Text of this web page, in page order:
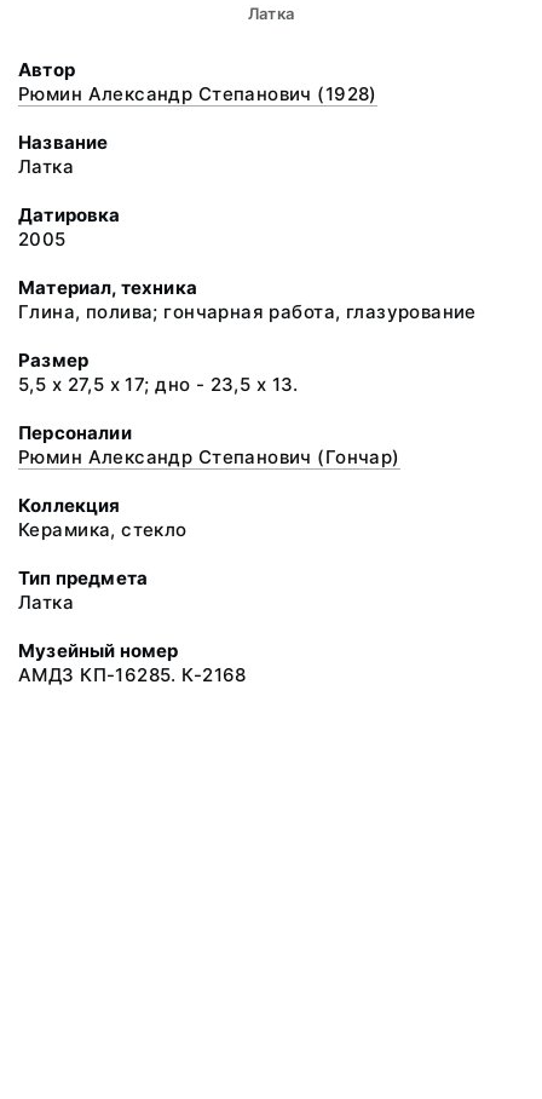
Латка
Автор
Рюмин Александр Степанович (1928)
Название
Латка
Датировка
2005
Материал, техника
Глина, полива; гончарная работа, глазурование
Размер
5,5 х 27,5 х 17; дно - 23,5 х 13.
Персоналии
Рюмин Александр Степанович (Гончар)
Коллекция
Керамика, стекло
Тип предмета
Латка
Музейный номер
АМДЗ КП-16285. К-2168